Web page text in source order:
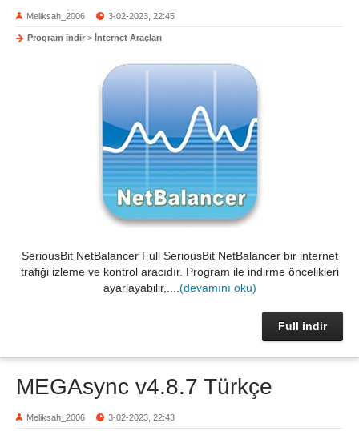
Meliksah_2006 3-02-2023, 22:45
Program indir > İnternet Araçları
SeriousBit NetBalancer Full SeriousBit NetBalancer bir internet
trafiği izleme ve kontrol aracıdır. Program ile indirme öncelikleri
ayarlayabilir,.... (devamını oku)
Full indir
MEGAsync v4.8.7 Türkçe
Meliksah_2006 3-02-2023, 22:43